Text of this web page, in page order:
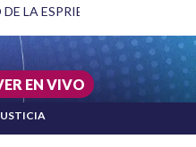
ENTRE ESTADOS UNIDOS E
EN VIVO